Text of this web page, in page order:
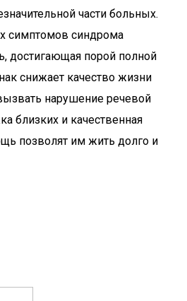
части больных.
симптомов синдрома
достигающая порой полной
снижает качество жизни
нарушение речевой
близких и качественная
позволят им жить долго и